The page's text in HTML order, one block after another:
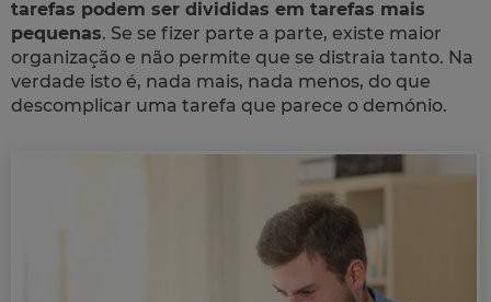
tarefas podem ser divididas em tarefas mais
pequenas. Se se fizer parte a parte, existe maior
organização e não permite que se distraia tanto. Na
verdade isto é, nada mais, nada menos, do que
descomplicar uma tarefa que parece o demónio.